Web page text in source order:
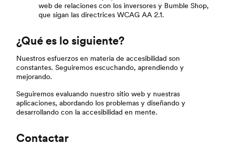
web de relaciones con los inversores y Bumble Shop,
que sigan las directrices WCAG AA 2.1.
¿Qué es lo siguiente?
Nuestros esfuerzos en materia de accesibilidad son
constantes. Seguiremos escuchando, aprendiendo y
mejorando.
Seguiremos evaluando nuestro sitio web y nuestras
aplicaciones, abordando los problemas y diseñando y
desarrollando con la accesibilidad en mente.
Contactar